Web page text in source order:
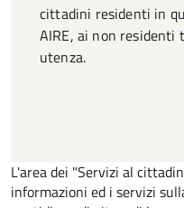
cittadini residenti in
AIRE, ai non
utenza.
L'area dei "Servizi al
informazioni ed i servizi